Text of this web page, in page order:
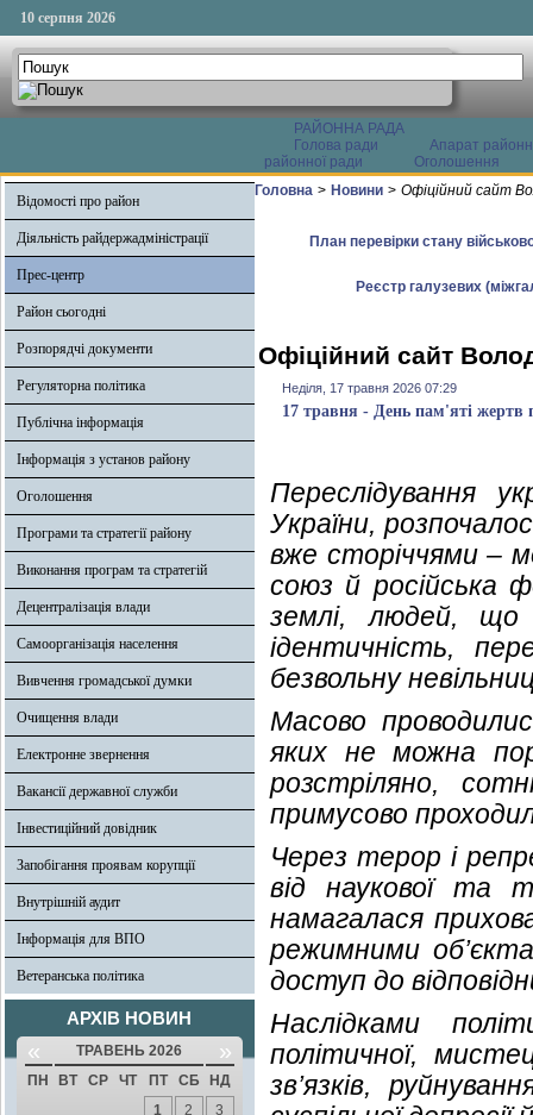
10 серпня 2026
РАЙОННА РАДА
Голова ради
Апарат
районної ради
Оголошення
Відомості про район
Діяльність райдержадміністрації
Прес-центр
Район сьогодні
Розпорядчі документи
Регуляторна політика
Публічна інформація
Інформація з установ району
Оголошення
Програми та стратегії району
Виконання програм та стратегій
Децентралізація влади
Самоорганізація населення
Вивчення громадської думки
Очищення влади
Електронне звернення
Вакансії державної служби
Інвестиційний довідник
Запобігання проявам корупції
Внутрішній аудит
Інформація для ВПО
Ветеранська політика
АРХІВ НОВИН
« ТРАВЕНЬ 2026 »
ПН ВТ СР ЧТ ПТ СБ
НД
1
2
3
Головна > Новини > Офіційний сайт
План перевірки стану
Реєстр галузевих
Офіційний сайт
Неділя, 17 травня 2026 07:29
17 травня - День пам'яті жертв
Переслідування
України,
вже сторіччями –
союз й російська
землі, людей, що
ідентичність,
безвольну
Масово
яких не можна
розстріляно,
примусово
Через терор і
від наукової та
намагалася
режимними
доступ до
Наслідками
політичної,
зв’язків,